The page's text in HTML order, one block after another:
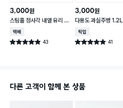
3,000원
스팀홀 정사각 내열 유리 찬
통 1.2 L
택배배송
별점 4.9점 43
건 작성
3,000원
다용도 과실주병 1.2L
매장픽업
별점 4.9점 41
건 작성
다른 고객이 함께 본 상품